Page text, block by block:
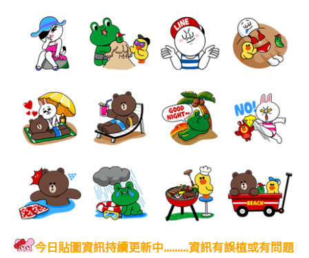
今日貼圖資訊持續更新中.........資訊有誤植或有問題